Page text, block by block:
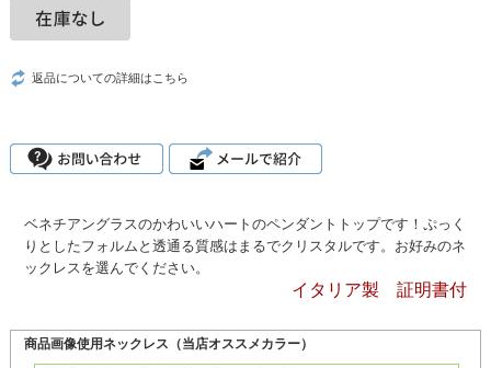
返品についての詳細はこちら
ベネチアングラスのかわいいハートのペンダントトップです！ぷっく
りとしたフォルムと透通る質感はまるでクリスタルです。お好みのネ
ックレスを選んでください。
イタリア製 証明書付
商品画像使用ネックレス（当店オススメカラー）